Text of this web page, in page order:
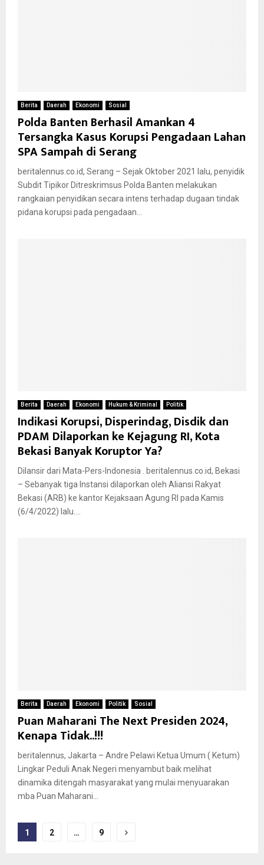
Berita Daerah Ekonomi Sosial
Polda Banten Berhasil Amankan 4
Tersangka Kasus Korupsi Pengadaan Lahan
SPA Sampah di Serang
beritalennus.co.id, Serang – Sejak Oktober 2021 lalu, penyidik
Subdit Tipikor Ditreskrimsus Polda Banten melakukan
rangkaian penyidikan secara intens terhadap dugaan tindak
pidana korupsi pada pengadaan...
Berita Daerah Ekonomi Hukum & Kriminal Politik
Indikasi Korupsi, Disperindag, Disdik dan
PDAM Dilaporkan ke Kejagung RI, Kota
Bekasi Banyak Koruptor Ya?
Dilansir dari Mata-Pers-Indonesia . beritalennus.co.id, Bekasi
– Sebanyak tiga Instansi dilaporkan oleh Aliansi Rakyat
Bekasi (ARB) ke kantor Kejaksaan Agung RI pada Kamis
(6/4/2022) lalu....
Berita Daerah Ekonomi Politik Sosial
Puan Maharani The Next Presiden 2024,
Kenapa Tidak..!!!
beritalennus, Jakarta – Andre Pelawi Ketua Umum ( Ketum)
Lingkar Peduli Anak Negeri menyambut baik melihat
dinamika ditengah masyarakat yang mulai menyuarakan
mba Puan Maharani...
Paginasi
1 2 … 9